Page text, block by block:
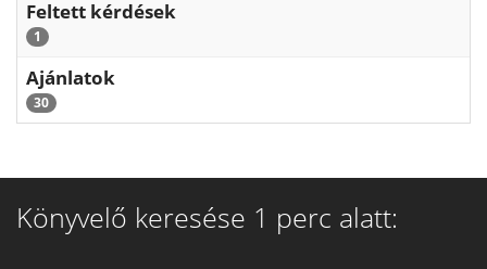
Feltett kérdések
1
Ajánlatok
30
Könyvelő keresése 1 perc alatt: